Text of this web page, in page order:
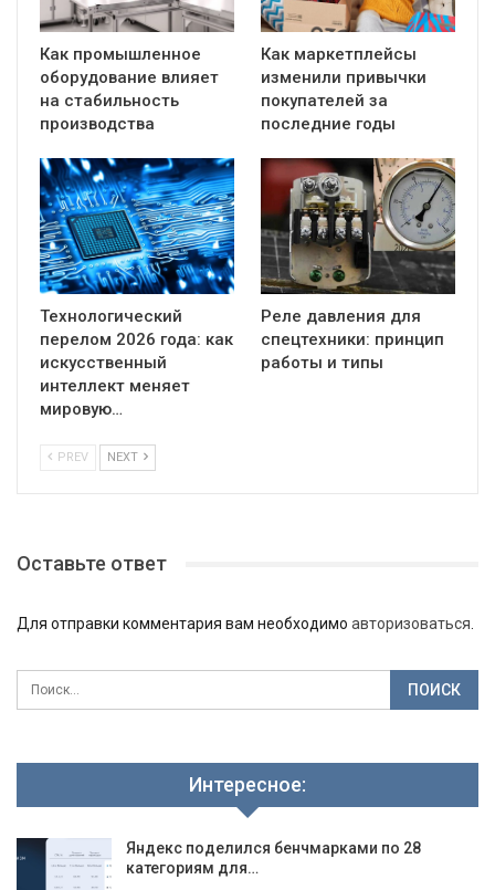
Как промышленное
оборудование влияет
на стабильность
производства
Как маркетплейсы
изменили привычки
покупателей за
последние годы
Технологический
перелом 2026 года: как
искусственный
интеллект меняет
мировую…
Реле давления для
спецтехники: принцип
работы и типы
PREV NEXT
Оставьте ответ
Для отправки комментария вам необходимо авторизоваться.
Интересное:
Яндекс поделился бенчмарками по 28
категориям для…